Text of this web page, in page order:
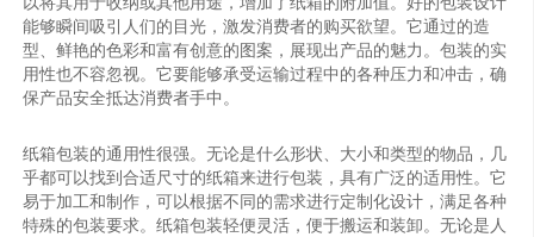
能够瞬间吸引人们的目光，激发消费者的购买欲望。它通过的造
型、鲜艳的色彩和富有创意的图案，展现出产品的魅力。包装的实
用性也不容忽视。它要能够承受运输过程中的各种压力和冲击，确
保产品安全抵达消费者手中。
纸箱包装的通用性很强。无论是什么形状、大小和类型的物品，几
乎都可以找到合适尺寸的纸箱来进行包装，具有广泛的适用性。它
易于加工和制作，可以根据不同的需求进行定制化设计，满足各种
特殊的包装要求。纸箱包装轻便灵活，便于搬运和装卸。无论是人